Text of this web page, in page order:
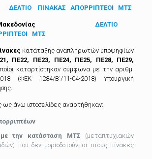
ΔΕΛΤΙΟ ΠΙΝΑΚΑΣ ΑΠΟΡΡΙΠΤΕΟΙ ΜΤΣ
Μακεδονίας ΔΕΛΤΙΟ
ΜΤΣ
κατάταξης αναπληρωτών υποψηφίων
ΠΕ22, ΠΕ23, ΠΕ24, ΠΕ25, ΠΕ28, ΠΕ29,
καταρτίστηκαν σύμφωνα με την αριθμ.
(ΦΕΚ 1284/Β΄/11-04-2018) Υπουργική
ως άνω ιστοσελίδες αναρτήθηκαν:
με την κατάσταση ΜΤΣ (μεταπτυχιακών
που δεν μοριοδοτούνται στους πίνακες